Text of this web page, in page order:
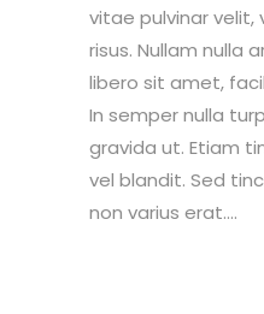
vitae pulvinar
risus. Nullam nulla
libero sit amet,
In semper nulla
gravida ut. Etiam
vel blandit. Sed
non varius erat....